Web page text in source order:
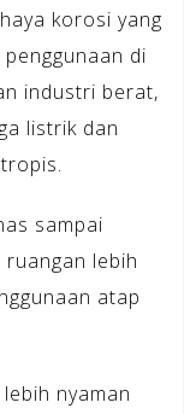
korosi yang
di
industri berat,
listrik dan
sampai
ruangan lebih
atap
nyaman